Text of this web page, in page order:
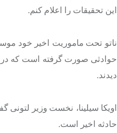
این تحقیقات را اعلام کنم.
ناتو تحت ماموریت اخیر خود
دیدند.
اویکا سیلینا، نخست وزیر
حادثه اخیر است.